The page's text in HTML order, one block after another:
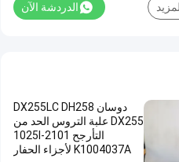
الدردشة الآن
دوسان DX255LC DH258
DX255 علبة التروس الحد من
التأرجح 2101-1025I
K1004037A لأجزاء الحفار